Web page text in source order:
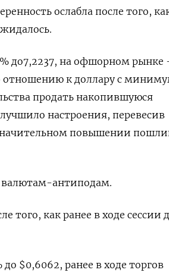
ослабла после того,
до​ 7,2237​, на офшорном рынке
отношению к доллару с
продать накопившуюся
настроения, перевесив
повышении
антиподам.
того, как ранее в ходе сессии
$0,6062​, ранее в ходе торгов